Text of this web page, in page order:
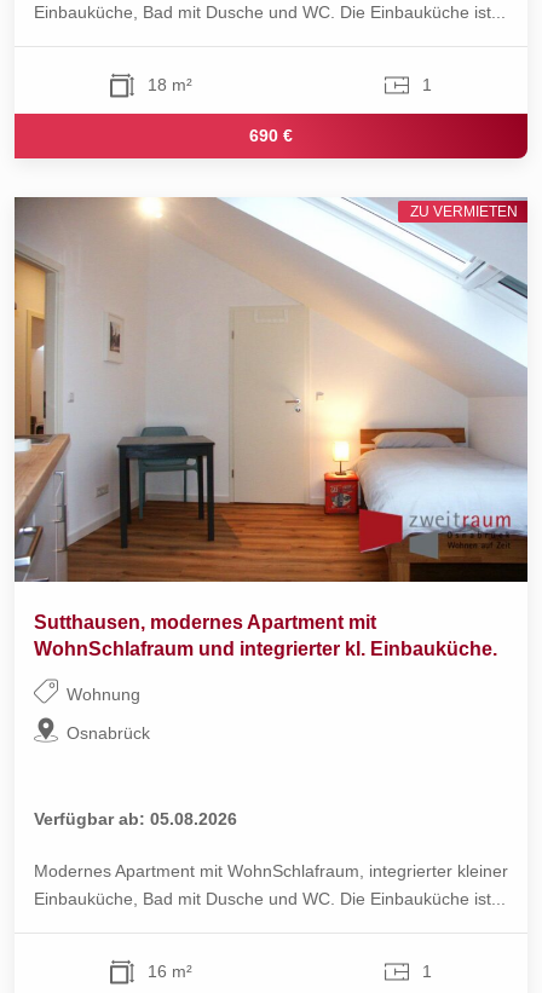
Einbauküche, Bad mit Dusche und WC. Die Einbauküche ist...
18 m² 1
690 €
Sutthausen, modernes Apartment mit
WohnSchlafraum und integrierter kl. Einbauküche.
Wohnung
Osnabrück
Verfügbar ab: 05.08.2026
Modernes Apartment mit WohnSchlafraum, integrierter kleiner
Einbauküche, Bad mit Dusche und WC. Die Einbauküche ist...
16 m² 1
ZU VERMIETEN